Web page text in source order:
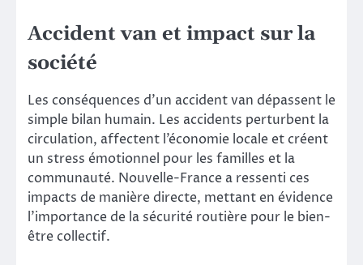
Accident van et impact sur la
société
Les conséquences d’un accident van dépassent le
simple bilan humain. Les accidents perturbent la
circulation, affectent l’économie locale et créent
un stress émotionnel pour les familles et la
communauté. Nouvelle-France a ressenti ces
impacts de manière directe, mettant en évidence
l’importance de la sécurité routière pour le bien-
être collectif.